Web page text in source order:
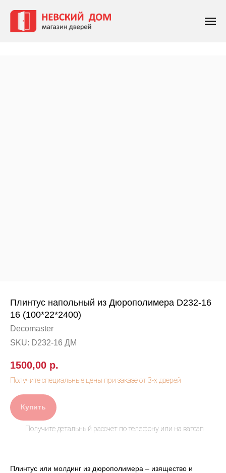
Плинтус напольный из Дюрополимера D232-16
16 (100*22*2400)
Decomaster
SKU: D232-16 ДМ
1500,00 р.
Купить
Плинтус или молдинг из дюрополимера – изящество и